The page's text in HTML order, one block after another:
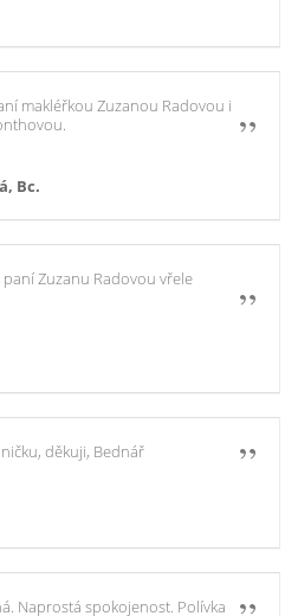
makléřkou Zuzanou Radovou i
Bc.
paní Zuzanu Radovou vřele
děkuji, Bednář
Naprostá spokojenost. Polívka